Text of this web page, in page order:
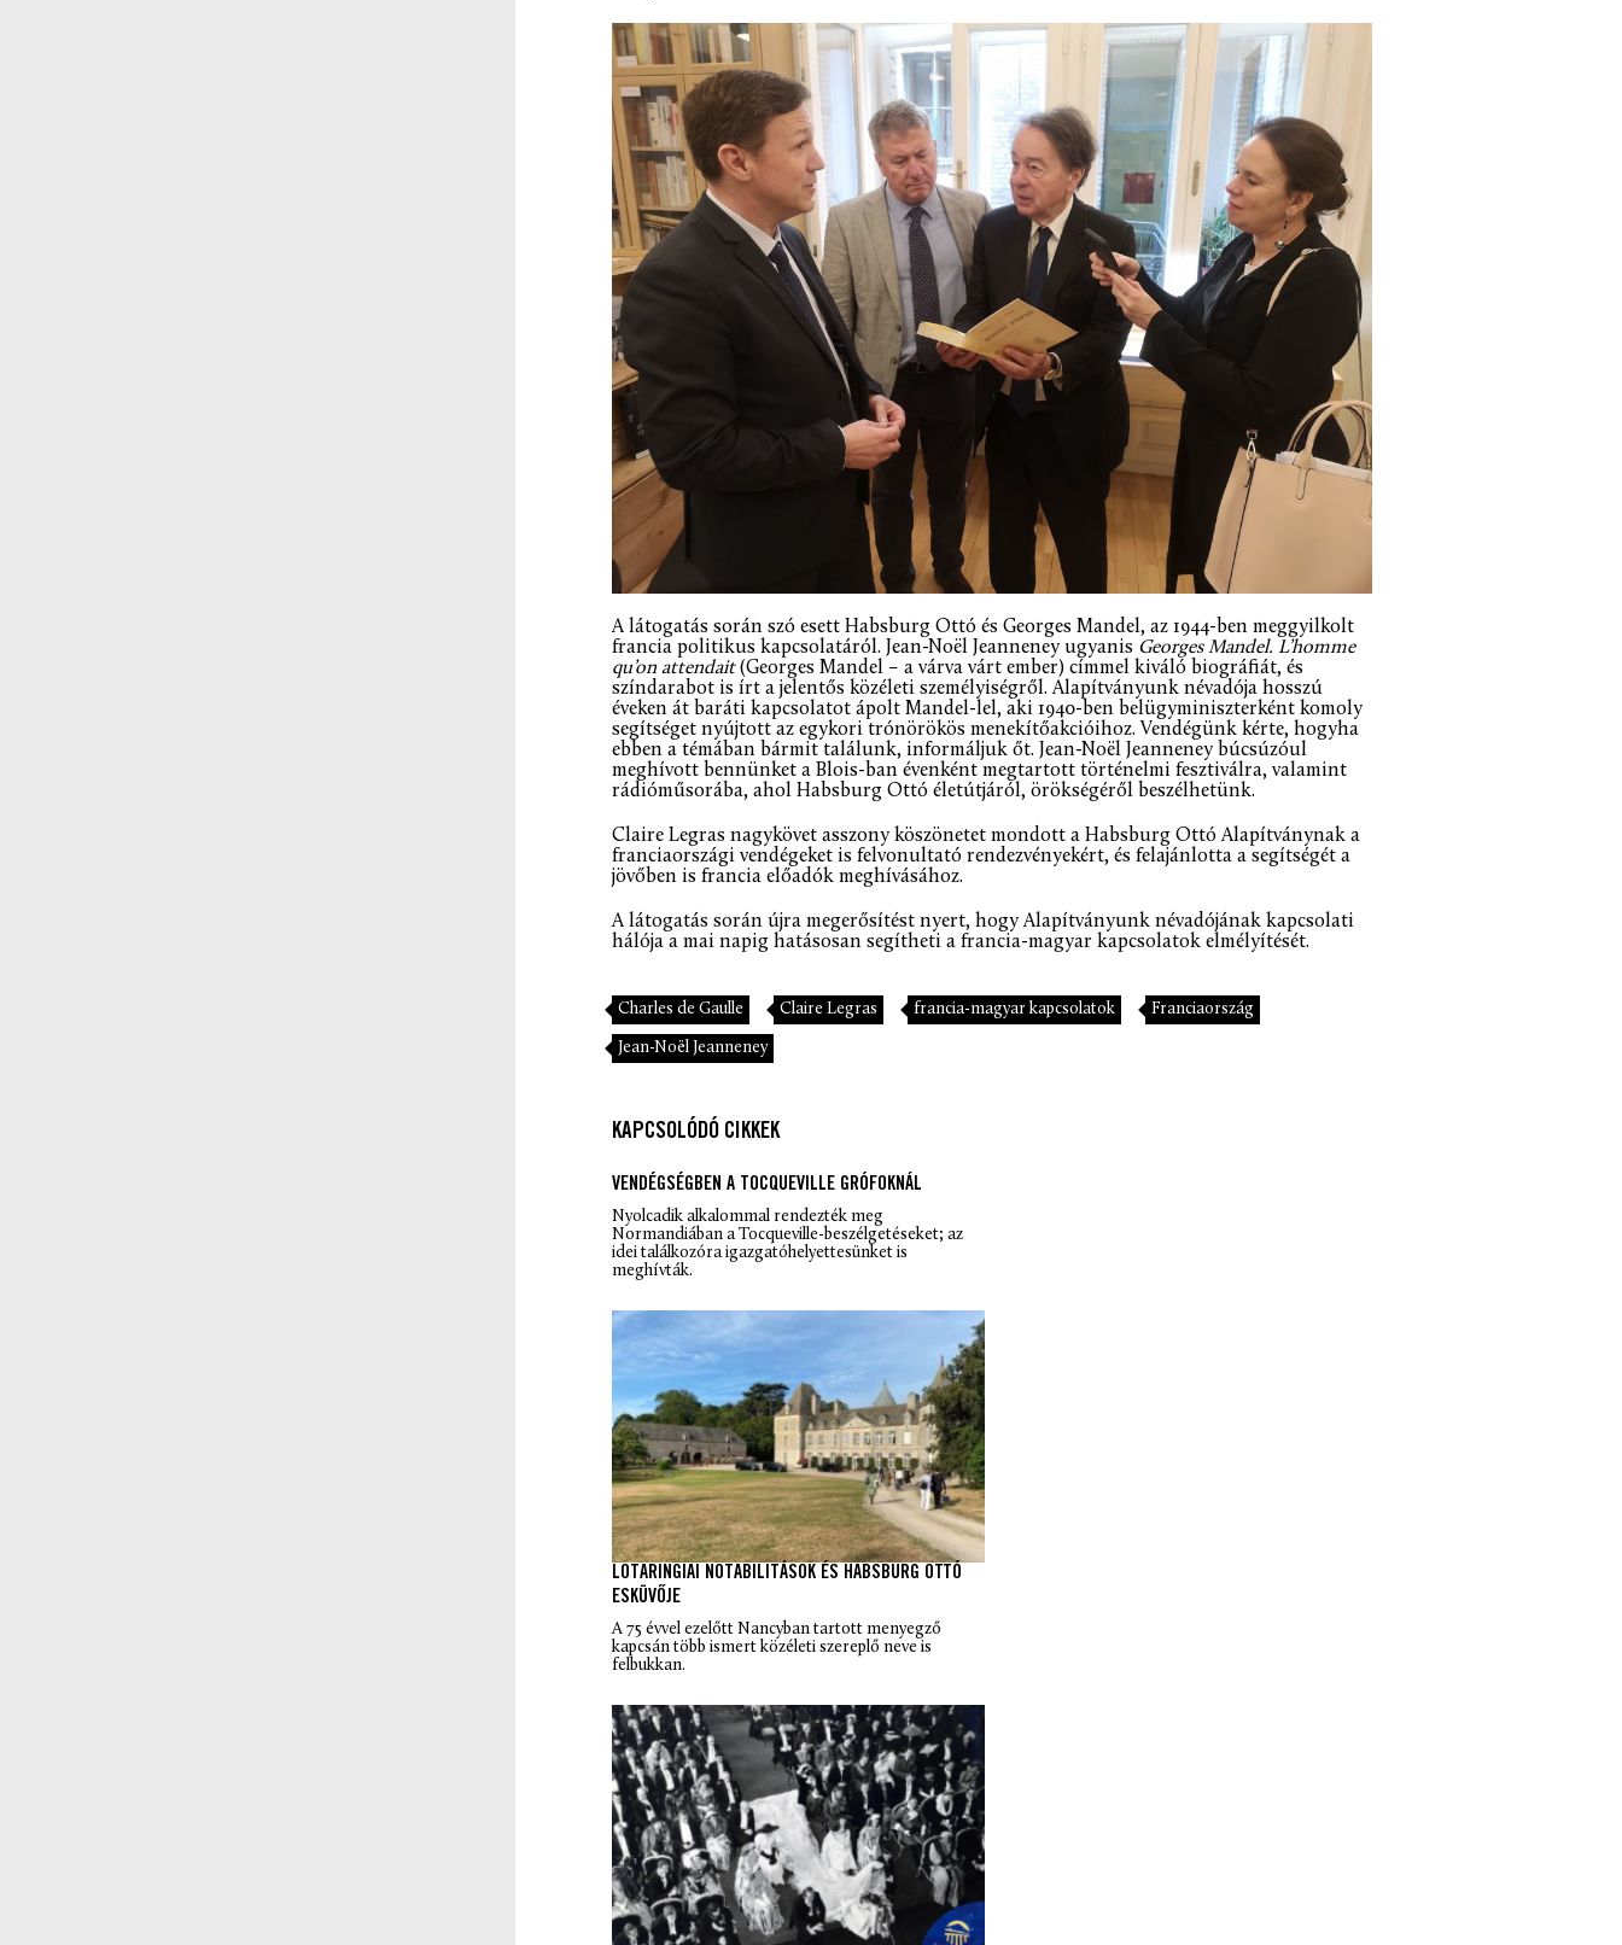
A látogatás során szó esett Habsburg Ottó és Georges Mandel, az 1944-ben meggyilkolt
francia politikus kapcsolatáról. Jean-Noël Jeanneney ugyanis Georges Mandel. L’homme
qu’on attendait(Georges Mandel – a várva várt ember) címmel kiváló biográfiát, és
színdarabot is írt a jelentős közéleti személyiségről. Alapítványunk névadója hosszú
éveken át baráti kapcsolatot ápolt Mandel-lel, aki 1940-ben belügyminiszterként komoly
segítséget nyújtott az egykori trónörökös menekítőakcióihoz. Vendégünk kérte, hogyha
ebben a témában bármit találunk, informáljuk őt. Jean-Noël Jeanneney búcsúzóul
meghívott bennünket a Blois-ban évenként megtartott történelmi fesztiválra, valamint
rádióműsorába, ahol Habsburg Ottó életútjáról, örökségéről beszélhetünk.
Claire Legras nagykövet asszony köszönetet mondott a Habsburg Ottó Alapítványnak a
franciaországi vendégeket is felvonultató rendezvényekért, és felajánlotta a segítségét a
jövőben is francia előadók meghívásához.
A látogatás során újra megerősítést nyert, hogy Alapítványunk névadójának kapcsolati
hálója a mai napig hatásosan segítheti a francia-magyar kapcsolatok elmélyítését.
Charles de Gaulle Claire Legras francia-magyar kapcsolatok Franciaország
Jean-Noël Jeanneney
KAPCSOLÓDÓ CIKKEK
VENDÉGSÉGBEN A TOCQUEVILLE GRÓFOKNÁL
Nyolcadik alkalommal rendezték meg
Normandiában a Tocqueville-beszélgetéseket; az
idei találkozóra igazgatóhelyettesünket is
meghívták.
LOTARINGIAI NOTABILITÁSOK ÉS HABSBURG OTTÓ
ESKÜVŐJE
A 75 évvel ezelőtt Nancyban tartott menyegző
kapcsán több ismert közéleti szereplő neve is
felbukkan.